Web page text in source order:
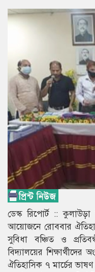
ডেস্ক রিপোর্ট ::
আয়োজনে রোববার
সুবিধা বঞ্চিত ও
বিদ্যালয়ের
ঐতিহাসিক ৭ মার্চের ভাষণ